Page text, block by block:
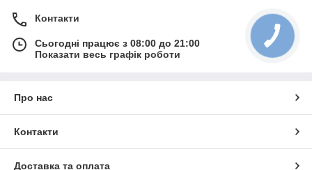
Контакти
Сьогодні працює з 08:00 до 21:00
Показати весь графік роботи
Про нас
Контакти
Доставка та оплата